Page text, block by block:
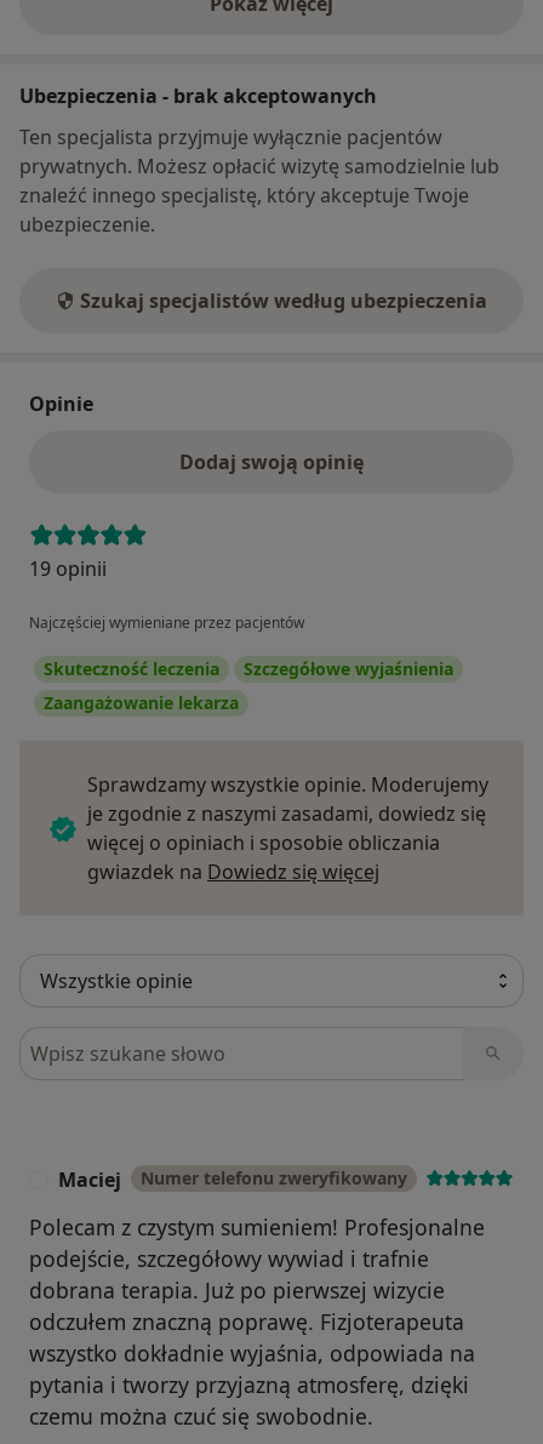
o adresie
Ubezpieczenia - brak akceptowanych
Ten specjalista przyjmuje wyłącznie pacjentów
prywatnych. Możesz opłacić wizytę samodzielnie lub
znaleźć innego specjalistę, który akceptuje Twoje
ubezpieczenie.
Szukaj specjalistów według ubezpieczenia
Opinie
Dodaj swoją opinię
19 opinii
Najczęściej wymieniane przez pacjentów
Skuteczność leczenia
Szczegółowe wyjaśnienia
Zaangażowanie lekarza
Sprawdzamy wszystkie opinie. Moderujemy
je zgodnie z naszymi zasadami, dowiedz się
więcej o opiniach i sposobie obliczania
gwiazdek na Dowiedz się więcej
Szukaj w opiniach
Maciej Numer telefonu zweryfikowany
Polecam z czystym sumieniem! Profesjonalne
podejście, szczegółowy wywiad i trafnie
dobrana terapia. Już po pierwszej wizycie
odczułem znaczną poprawę. Fizjoterapeuta
wszystko dokładnie wyjaśnia, odpowiada na
pytania i tworzy przyjazną atmosferę, dzięki
czemu można czuć się swobodnie.